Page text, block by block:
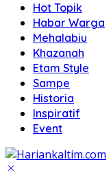
Hot Topik
Habar Warga
Mehalabiu
Khazanah
Etam Style
Sampe
Historia
Inspiratif
Event